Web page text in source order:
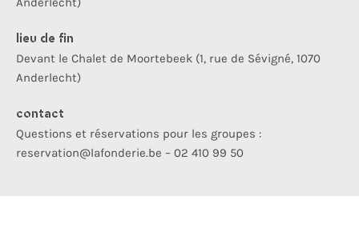
lieu de fin
Devant le Chalet de Moortebeek (1, rue de Sévigné, 1070
Anderlecht)
contact
Questions et réservations pour les groupes :
reservation@lafonderie.be – 02 410 99 50